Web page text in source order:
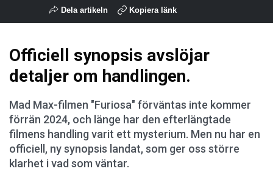
Dela artikeln Kopiera länk
Officiell synopsis avslöjar
detaljer om handlingen.
Mad Max-filmen "Furiosa" förväntas inte kommer
förrän 2024, och länge har den efterlängtade
filmens handling varit ett mysterium. Men nu har en
officiell, ny synopsis landat, som ger oss större
klarhet i vad som väntar.